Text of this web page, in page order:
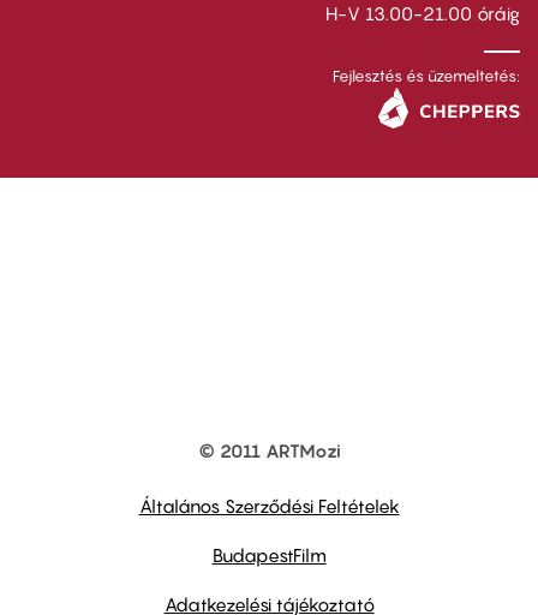
H-V 13.00-21.00 óráig
Fejlesztés és üzemeltetés:
© 2011 ARTMozi
Általános Szerződési Feltételek
BudapestFilm
Adatkezelési tájékoztató